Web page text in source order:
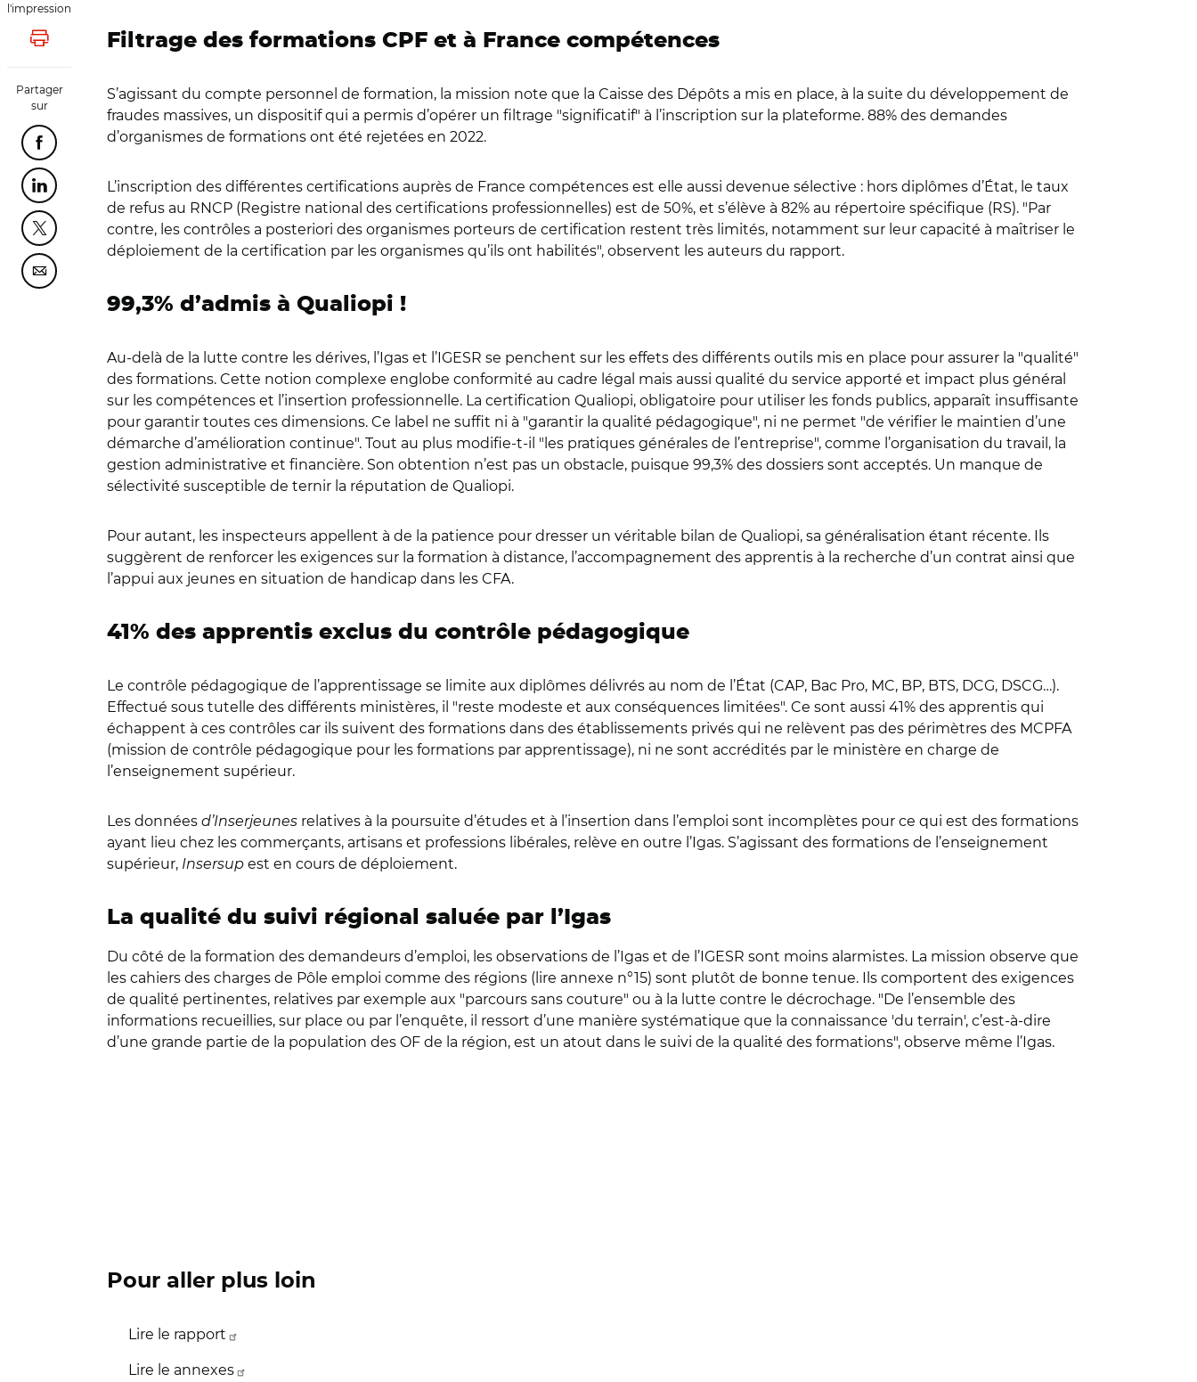
l'impression
Lancer l'impression
Partager
sur
Partager cette page sur Facebook
Partager cette page sur Linkedin
Partager cette page sur Twitter
Partager cette page sur Courriel
Filtrage des formations CPF et à France compétences
S’agissant du compte personnel de formation, la mission note que la Caisse des Dépôts a mis en place, à la suite du développement de
fraudes massives, un dispositif qui a permis d’opérer un filtrage "significatif" à l’inscription sur la plateforme. 88% des demandes
d’organismes de formations ont été rejetées en 2022.
L’inscription des différentes certifications auprès de France compétences est elle aussi devenue sélective : hors diplômes d’État, le taux
de refus au RNCP (Registre national des certifications professionnelles) est de 50%, et s’élève à 82% au répertoire spécifique (RS). "Par
contre, les contrôles a posteriori des organismes porteurs de certification restent très limités, notamment sur leur capacité à maîtriser le
déploiement de la certification par les organismes qu’ils ont habilités", observent les auteurs du rapport.
99,3% d’admis à Qualiopi !
Au-delà de la lutte contre les dérives, l’Igas et l’IGESR se penchent sur les effets des différents outils mis en place pour assurer la "qualité"
des formations. Cette notion complexe englobe conformité au cadre légal mais aussi qualité du service apporté et impact plus général
sur les compétences et l’insertion professionnelle. La certification Qualiopi, obligatoire pour utiliser les fonds publics, apparaît insuffisante
pour garantir toutes ces dimensions. Ce label ne suffit ni à "garantir la qualité pédagogique", ni ne permet "de vérifier le maintien d’une
démarche d’amélioration continue". Tout au plus modifie-t-il "les pratiques générales de l’entreprise", comme l’organisation du travail, la
gestion administrative et financière. Son obtention n’est pas un obstacle, puisque 99,3% des dossiers sont acceptés. Un manque de
sélectivité susceptible de ternir la réputation de Qualiopi.
Pour autant, les inspecteurs appellent à de la patience pour dresser un véritable bilan de Qualiopi, sa généralisation étant récente. Ils
suggèrent de renforcer les exigences sur la formation à distance, l’accompagnement des apprentis à la recherche d’un contrat ainsi que
l’appui aux jeunes en situation de handicap dans les CFA.
41% des apprentis exclus du contrôle pédagogique
Le contrôle pédagogique de l’apprentissage se limite aux diplômes délivrés au nom de l’État (CAP, Bac Pro, MC, BP, BTS, DCG, DSCG…).
Effectué sous tutelle des différents ministères, il "reste modeste et aux conséquences limitées". Ce sont aussi 41% des apprentis qui
échappent à ces contrôles car ils suivent des formations dans des établissements privés qui ne relèvent pas des périmètres des MCPFA
(mission de contrôle pédagogique pour les formations par apprentissage), ni ne sont accrédités par le ministère en charge de
l’enseignement supérieur.
Les données d’Inserjeunes relatives à la poursuite d’études et à l’insertion dans l’emploi sont incomplètes pour ce qui est des formations
ayant lieu chez les commerçants, artisans et professions libérales, relève en outre l’Igas. S’agissant des formations de l’enseignement
supérieur, Insersup est en cours de déploiement.
La qualité du suivi régional saluée par l’Igas
Du côté de la formation des demandeurs d’emploi, les observations de l’Igas et de l’IGESR sont moins alarmistes. La mission observe que
les cahiers des charges de Pôle emploi comme des régions (lire annexe n°15) sont plutôt de bonne tenue. Ils comportent des exigences
de qualité pertinentes, relatives par exemple aux "parcours sans couture" ou à la lutte contre le décrochage. "De l’ensemble des
informations recueillies, sur place ou par l’enquête, il ressort d’une manière systématique que la connaissance 'du terrain', c’est-à-dire
d’une grande partie de la population des OF de la région, est un atout dans le suivi de la qualité des formations", observe même l’Igas.
Pour aller plus loin
Lire le rapport
Lire le annexes